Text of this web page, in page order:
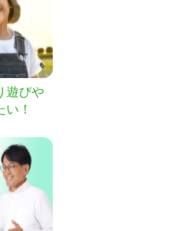
遊びや
！